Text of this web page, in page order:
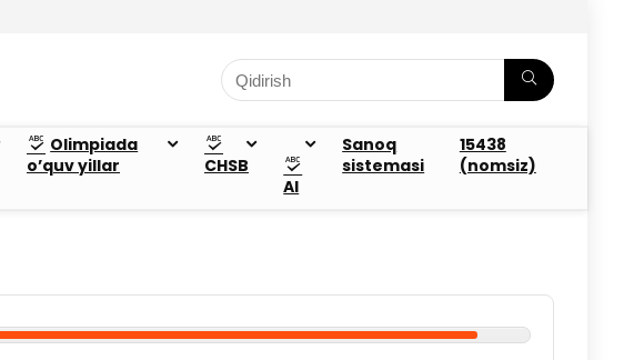
Olimpiada
o’quv yillar
CHSB
AI
Sanoq
sistemasi
15438
(nomsiz)